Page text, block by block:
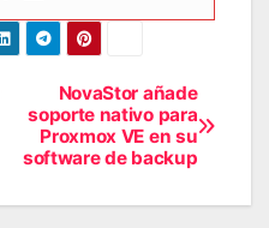
NovaStor añade
soporte nativo para
Proxmox VE en su
software de backup